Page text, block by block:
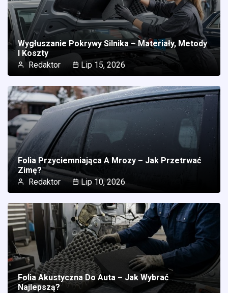
Wygłuszanie Pokrywy Silnika – Materiały, Metody
I Koszty
Redaktor
Lip 15, 2026
Folia Przyciemniająca A Mrozy – Jak Przetrwać
Zimę?
Redaktor
Lip 10, 2026
Folia Akustyczna Do Auta – Jak Wybrać
Najlepszą?